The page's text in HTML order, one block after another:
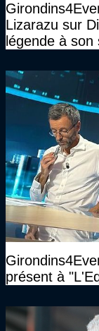
Lizarazu sur
légende à
présent à